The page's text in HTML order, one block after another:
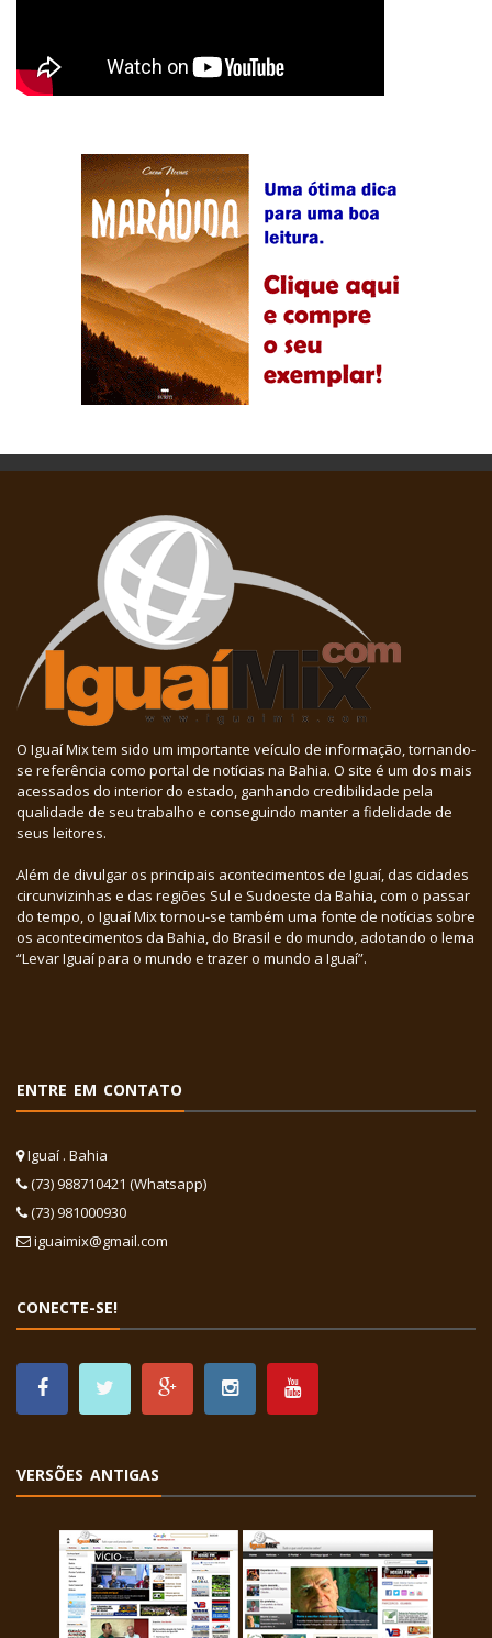
O Iguaí Mix tem sido um importante veículo de informação, tornando-
se referência como portal de notícias na Bahia. O site é um dos mais
acessados do interior do estado, ganhando credibilidade pela
qualidade de seu trabalho e conseguindo manter a fidelidade de
seus leitores.
Além de divulgar os principais acontecimentos de Iguaí, das cidades
circunvizinhas e das regiões Sul e Sudoeste da Bahia, com o passar
do tempo, o Iguaí Mix tornou-se também uma fonte de notícias sobre
os acontecimentos da Bahia, do Brasil e do mundo, adotando o lema
“Levar Iguaí para o mundo e trazer o mundo a Iguaí”.
ENTRE EM CONTATO
Iguaí . Bahia
(73) 988710421 (Whatsapp)
(73) 981000930
iguaimix@gmail.com
CONECTE-SE!
VERSÕES ANTIGAS